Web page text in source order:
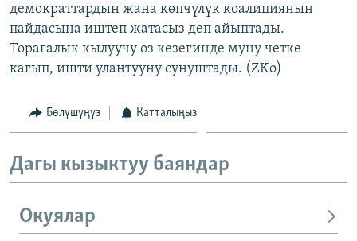
демократтардын жана көпчүлүк коалициянын
пайдасына иштеп жатасыз деп айыптады.
Төрагалык кылуучу өз кезегинде муну четке
кагып, ишти улантууну сунуштады. (ZKo)
Бөлүшүңүз Катталыңыз
Дагы кызыктуу баяндар
Окуялар